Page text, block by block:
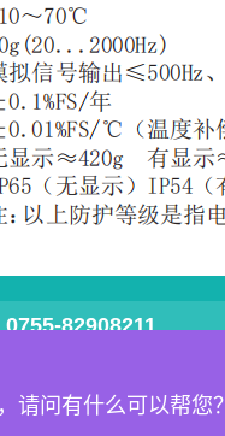
0755-82908211
请问有什么可以帮您？